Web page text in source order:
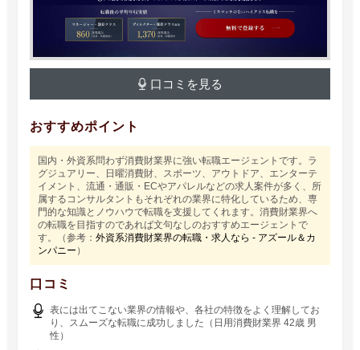
口コミを見る
おすすめポイント
国内・外資系問わず消費財業界に強い転職エージェントです。ラ
グジュアリー、日曜消費財、スポーツ、アウトドア、エンターテ
イメント、流通・通販・ECやアパレルなどの求人案件が多く、所
属するコンサルタントもそれぞれの業界に特化しているため、専
門的な知識とノウハウで転職を支援してくれます。消費財業界へ
の転職を目指すのであれば文句なしのおすすめエージェントで
す。（参考：外資系消費財業界の転職・求人なら - アズール＆カ
ンパニー ）
口コミ
表には出てこない業界の情報や、各社の特徴をよく理解してお
り、スムーズな転職に成功しました（日用消費財業界 42歳 男
性）